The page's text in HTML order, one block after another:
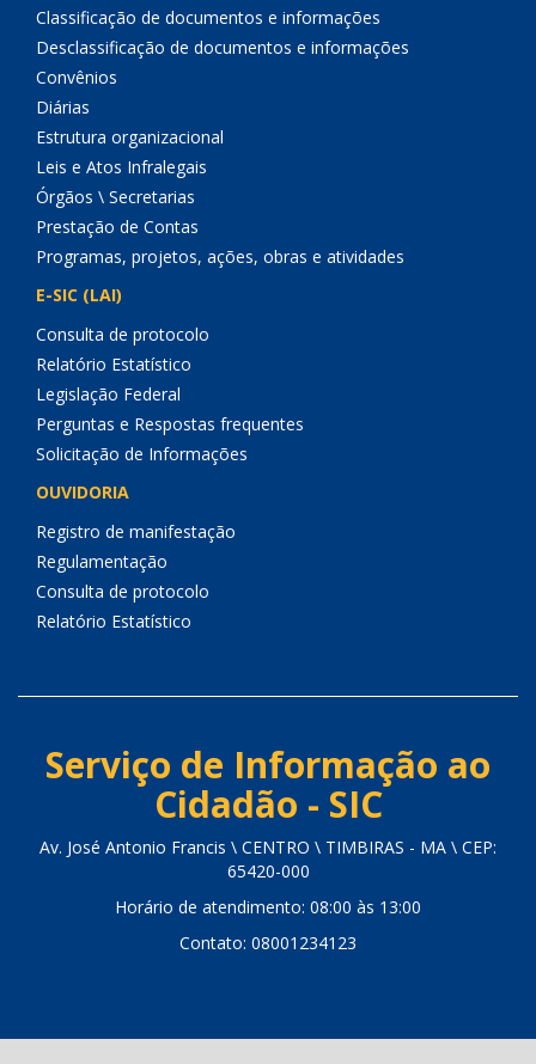
Classificação de documentos e informações
Desclassificação de documentos e informações
Convênios
Diárias
Estrutura organizacional
Leis e Atos Infralegais
Órgãos \ Secretarias
Prestação de Contas
Programas, projetos, ações, obras e atividades
E-SIC (LAI)
Consulta de protocolo
Relatório Estatístico
Legislação Federal
Perguntas e Respostas frequentes
Solicitação de Informações
OUVIDORIA
Registro de manifestação
Regulamentação
Consulta de protocolo
Relatório Estatístico
Serviço de Informação ao
Cidadão - SIC
Av. José Antonio Francis \ CENTRO \ TIMBIRAS - MA \ CEP:
65420-000
Horário de atendimento: 08:00 às 13:00
Contato: 08001234123